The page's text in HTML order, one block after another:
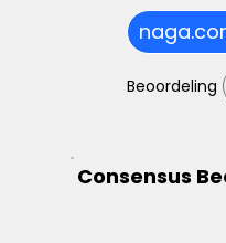
Beoordeling
Consensus